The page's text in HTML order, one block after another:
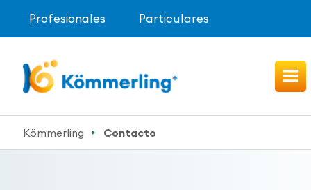
Profesionales Particulares
Kömmerling Contacto